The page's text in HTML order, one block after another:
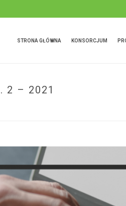
STRONA GŁÓWNA KONSORCJUM
2 – 2021